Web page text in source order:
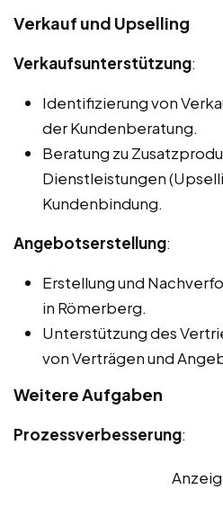
Verkauf und Upselling
Verkaufsunterstützung:
Identifizierung von
der Kundenberatung.
Beratung zu
Dienstleistungen
Kundenbindung.
Angebotserstellung:
Erstellung und
in Römerberg.
Unterstützung des
von Verträgen und
Weitere Aufgaben
Prozessverbesserung: